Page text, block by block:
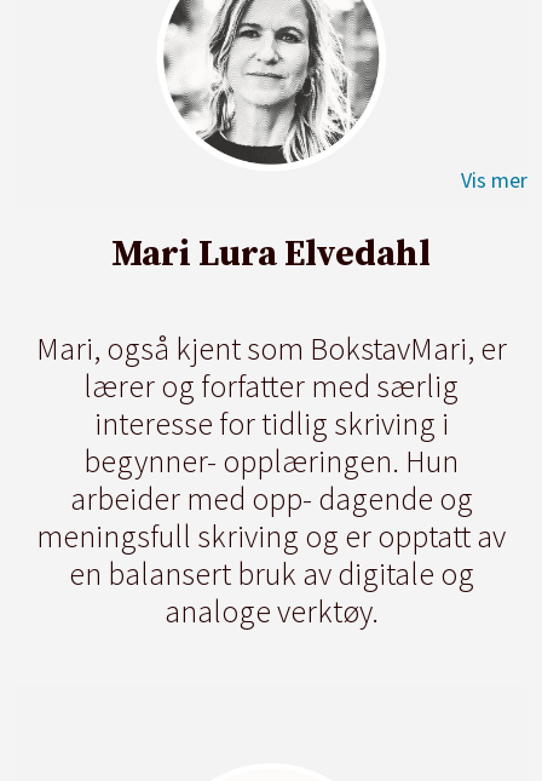
Mari Lura Elvedahl
Mari, også kjent som BokstavMari, er
lærer og forfatter med særlig
interesse for tidlig skriving i
begynner- opplæringen. Hun
arbeider med opp- dagende og
meningsfull skriving og er opptatt av
en balansert bruk av digitale og
analoge verktøy.